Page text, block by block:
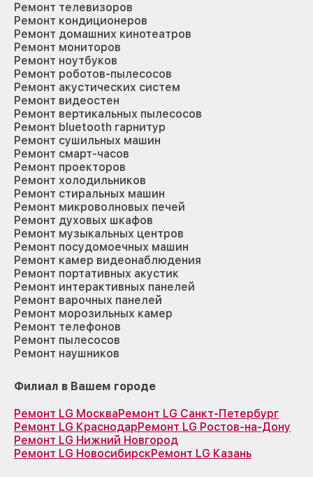
Ремонт телевизоров
Ремонт кондиционеров
Ремонт домашних кинотеатров
Ремонт мониторов
Ремонт ноутбуков
Ремонт роботов-пылесосов
Ремонт акустических систем
Ремонт видеостен
Ремонт вертикальных пылесосов
Ремонт bluetooth гарнитур
Ремонт сушильных машин
Ремонт смарт-часов
Ремонт проекторов
Ремонт холодильников
Ремонт стиральных машин
Ремонт микроволновых печей
Ремонт духовых шкафов
Ремонт музыкальных центров
Ремонт посудомоечных машин
Ремонт камер видеонаблюдения
Ремонт портативных акустик
Ремонт интерактивных панелей
Ремонт варочных панелей
Ремонт морозильных камер
Ремонт телефонов
Ремонт пылесосов
Ремонт наушников
Филиал в Вашем городе
Ремонт LG МоскваРемонт LG Санкт-Петербург
Ремонт LG КраснодарРемонт LG Ростов-на-Дону
Ремонт LG Нижний Новгород
Ремонт LG НовосибирскРемонт LG Казань